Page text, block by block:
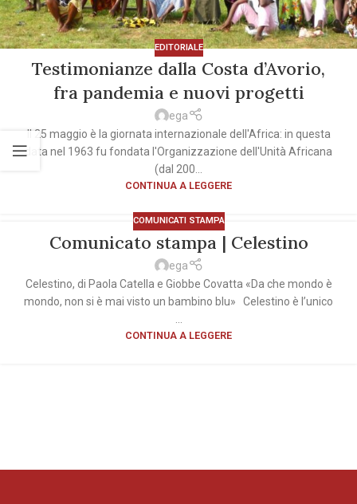
EDITORIALE
Testimonianze dalla Costa d’Avorio,
fra pandemia e nuovi progetti
ega
Il 25 maggio è la giornata internazionale dell'Africa: in questa
data nel 1963 fu fondata l'Organizzazione dell'Unità Africana
(dal 200...
CONTINUA A LEGGERE
COMUNICATI STAMPA
Comunicato stampa | Celestino
ega
Celestino, di Paola Catella e Giobbe Covatta «Da che mondo è
mondo, non si è mai visto un bambino blu» Celestino è l’unico
CONTINUA A LEGGERE